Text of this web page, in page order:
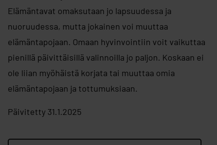
Elämäntavat omaksutaan jo lapsuudessa ja
nuoruudessa, mutta jokainen voi muuttaa
elämäntapojaan. Omaan hyvinvointiin voit vaikuttaa
pienillä päivittäisillä valinnoilla jo paljon. Koskaan ei
ole liian myöhäistä korjata tai muuttaa omia
elämäntapojaan ja tottumuksiaan.
Päivitetty 31.1.2025